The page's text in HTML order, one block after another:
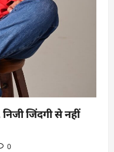
जिंदगी से नहीं
0